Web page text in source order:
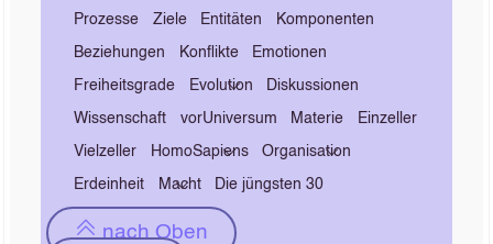
Prozesse Ziele Entitäten Komponenten
Beziehungen Konflikte Emotionen
Freiheitsgrade Evolution Diskussionen
Wissenschaft vorUniversum Materie Einzeller
Vielzeller HomoSapiens Organisation
Erdeinheit Macht Die jüngsten 30
nach Oben